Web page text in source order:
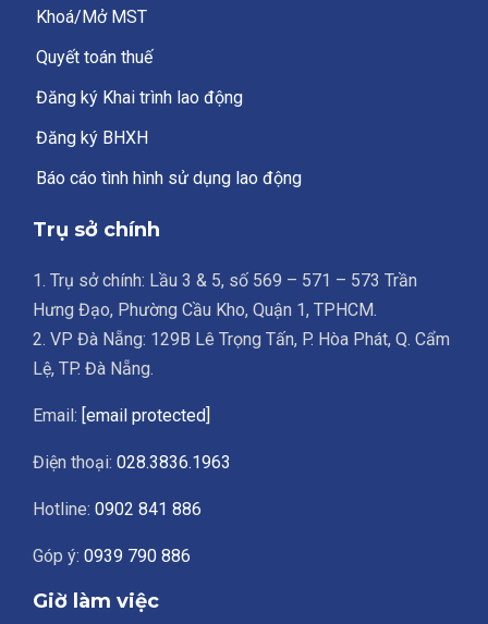
Khoá/Mở MST
Quyết toán thuế
Đăng ký Khai trình lao động
Đăng ký BHXH
Báo cáo tình hình sử dụng lao động
Trụ sở chính
1. Trụ sở chính: Lầu 3 & 5, số 569 – 571 – 573 Trần
Hưng Đạo, Phường Cầu Kho, Quận 1, TPHCM.
2. VP Đà Nẵng: 129B Lê Trọng Tấn, P. Hòa Phát, Q. Cẩm
Lệ, TP. Đà Nẵng.
Email: [email protected]
Điện thoại: 028.3836.1963
Hotline: 0902 841 886
Góp ý: 0939 790 886
Giờ làm việc